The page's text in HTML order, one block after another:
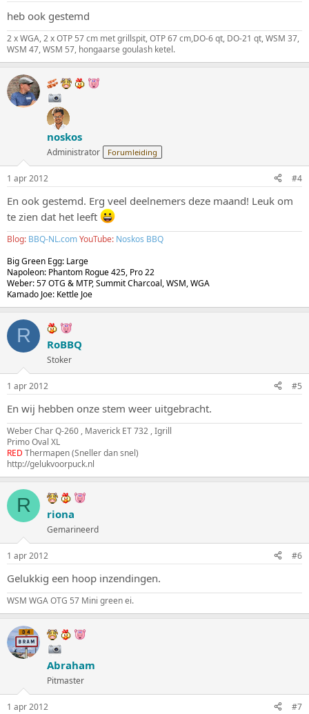
heb ook gestemd
2 x WGA, 2 x OTP 57 cm met grillspit, OTP 67 cm,DO-6 qt, DO-21 qt, WSM 37,
WSM 47, WSM 57, hongaarse goulash ketel.
noskos
Administrator Forumleiding
1 apr 2012 #4
En ook gestemd. Erg veel deelnemers deze maand! Leuk om
te zien dat het leeft
Blog: BBQ-NL.comYouTube: Noskos BBQ
Big Green Egg: Large
Napoleon: Phantom Rogue 425, Pro 22
Weber: 57 OTG & MTP, Summit Charcoal, WSM, WGA
Kamado Joe: Kettle Joe
R RoBBQ
Stoker
1 apr 2012 #5
En wij hebben onze stem weer uitgebracht.
Weber Char Q-260 , Maverick ET 732 , Igrill
Primo Oval XL
RED Thermapen (Sneller dan snel)
http://gelukvoorpuck.nl
R riona
Gemarineerd
1 apr 2012 #6
Gelukkig een hoop inzendingen.
WSM WGA OTG 57 Mini green ei.
Abraham
Pitmaster
1 apr 2012 #7